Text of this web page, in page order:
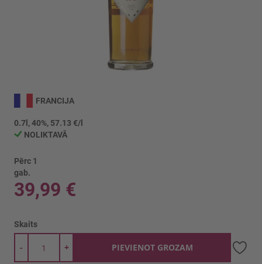
galerijas
sākumu
FRANCIJA
0.7l, 40%, 57.13 €/l
NOLIKTAVĀ
Pērc 1
gab.
39,99 €
Skaits
+
- PIEVIENOT GROZAM